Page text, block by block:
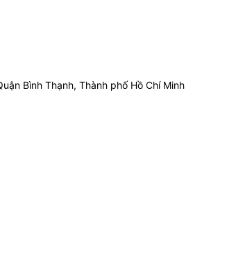
Bình Thạnh, Thành phố Hồ Chí Minh